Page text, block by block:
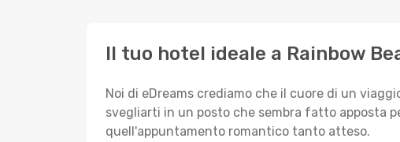
Il tuo hotel ideale a Rainbow
Noi di eDreams crediamo che il cuore di un
svegliarti in un posto che sembra fatto apposta
quell'appuntamento romantico tanto atteso.